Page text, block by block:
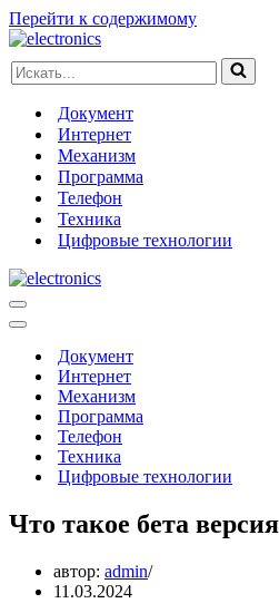
Перейти к содержимому
Искать...
Документ
Интернет
Механизм
Программа
Телефон
Техника
Цифровые технологии
Меню
навигации
Меню
навигацииДокумент
Интернет
Механизм
Программа
Телефон
Техника
Цифровые технологии
Что такое бета
автор: admin
11.03.2024